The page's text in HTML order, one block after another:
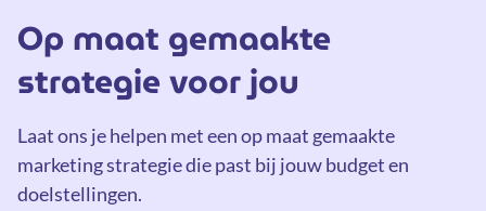
Op maat gemaakte
strategie voor jou
Laat ons je helpen met een op maat gemaakte
marketing strategie die past bij jouw budget en
doelstellingen.